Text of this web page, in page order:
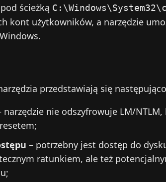
ścieżką
kont użytkowników, a narzędzie
przedstawiają się
narzędzie nie odszyfrowuje LM/
– potrzebny jest dostęp do
ratunkiem, ale też